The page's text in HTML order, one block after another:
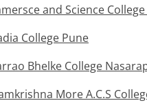
and Science
College Pune
Bhelke College
More A.C.S